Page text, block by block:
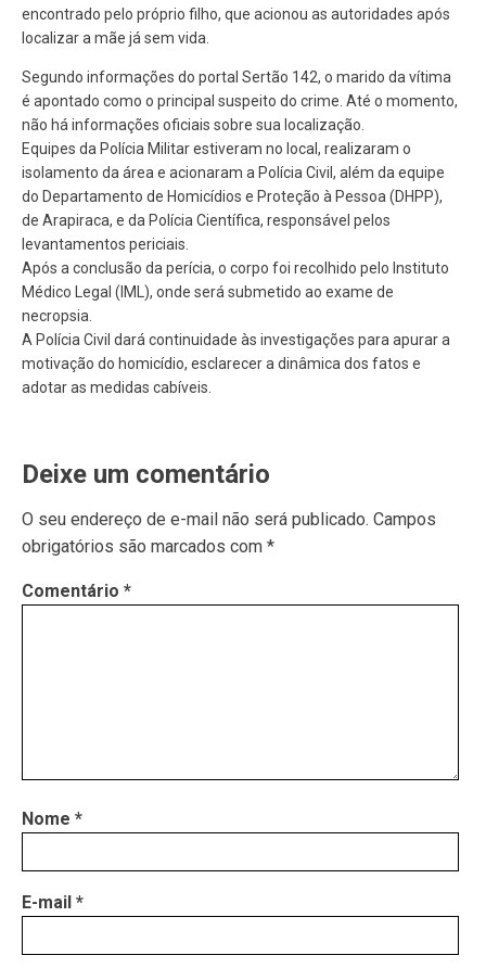
encontrado pelo próprio filho, que acionou as autoridades após
localizar a mãe já sem vida.
Segundo informações do portal Sertão 142, o marido da vítima
é apontado como o principal suspeito do crime. Até o momento,
não há informações oficiais sobre sua localização.
Equipes da Polícia Militar estiveram no local, realizaram o
isolamento da área e acionaram a Polícia Civil, além da equipe
do Departamento de Homicídios e Proteção à Pessoa (DHPP),
de Arapiraca, e da Polícia Científica, responsável pelos
levantamentos periciais.
Após a conclusão da perícia, o corpo foi recolhido pelo Instituto
Médico Legal (IML), onde será submetido ao exame de
necropsia.
A Polícia Civil dará continuidade às investigações para apurar a
motivação do homicídio, esclarecer a dinâmica dos fatos e
adotar as medidas cabíveis.
Deixe um comentário
O seu endereço de e-mail não será publicado. Campos
obrigatórios são marcados com *
Comentário *
Nome *
E-mail *